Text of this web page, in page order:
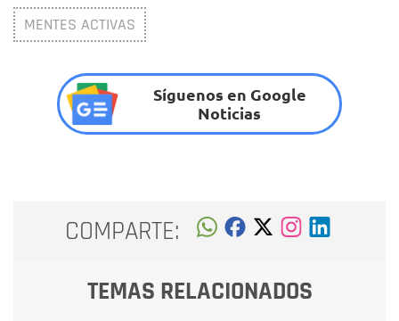
MENTES ACTIVAS
Síguenos en Google
Noticias
COMPARTE:
TEMAS RELACIONADOS